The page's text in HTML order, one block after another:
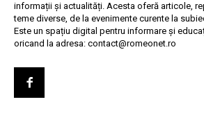
informații și actualități. Acesta oferă articole,
teme diverse, de la evenimente curente la
Este un spațiu digital pentru informare și
oricand la adresa: contact@romeonet.ro